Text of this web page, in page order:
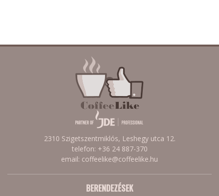
2310 Szigetszentmiklós, Leshegy utca 12.
telefon: +36 24 887-370
email: coffeelike@coffeelike.hu
BERENDEZÉSEK